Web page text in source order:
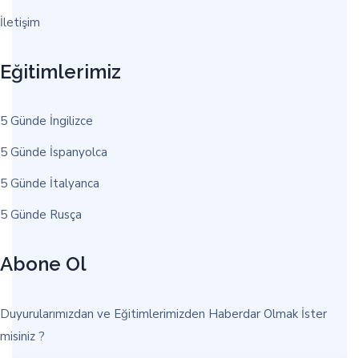
İletişim
Eğitimlerimiz
5 Günde İngilizce
5 Günde İspanyolca
5 Günde İtalyanca
5 Günde Rusça
Abone Ol
Duyurularımızdan ve Eğitimlerimizden Haberdar Olmak İster
misiniz ?